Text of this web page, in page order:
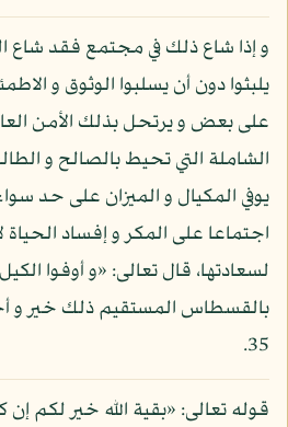
و إذا شاع ذلك في مجتمع فقد شاع
يلبثوا دون أن يسلبوا الوثوق و
على بعض و يرتحل بذلك الأمن
الشاملة التي تحيط بالصالح و
يوفي المكيال و الميزان على حد
اجتماعا على المكر و إفساد الحياة
لسعادتها، قال تعالى: «و أوفوا
بالقسطاس المستقيم ذلك خير و
35.
قوله تعالى: «بقية الله خير لكم إن